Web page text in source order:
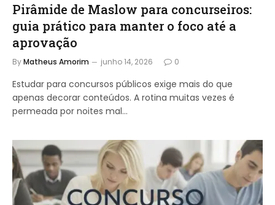
Pirâmide de Maslow para concurseiros:
guia prático para manter o foco até a
aprovação
ByMatheus Amorim junho 14, 2026 0
Estudar para concursos públicos exige mais do que
apenas decorar conteúdos. A rotina muitas vezes é
permeada por noites mal…